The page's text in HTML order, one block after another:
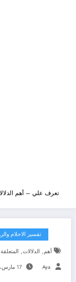
تعرف علي – أهم
تفسير الاحلام
أهم, الدلالات, المتعلقة
Aya 17 مارس، 2025